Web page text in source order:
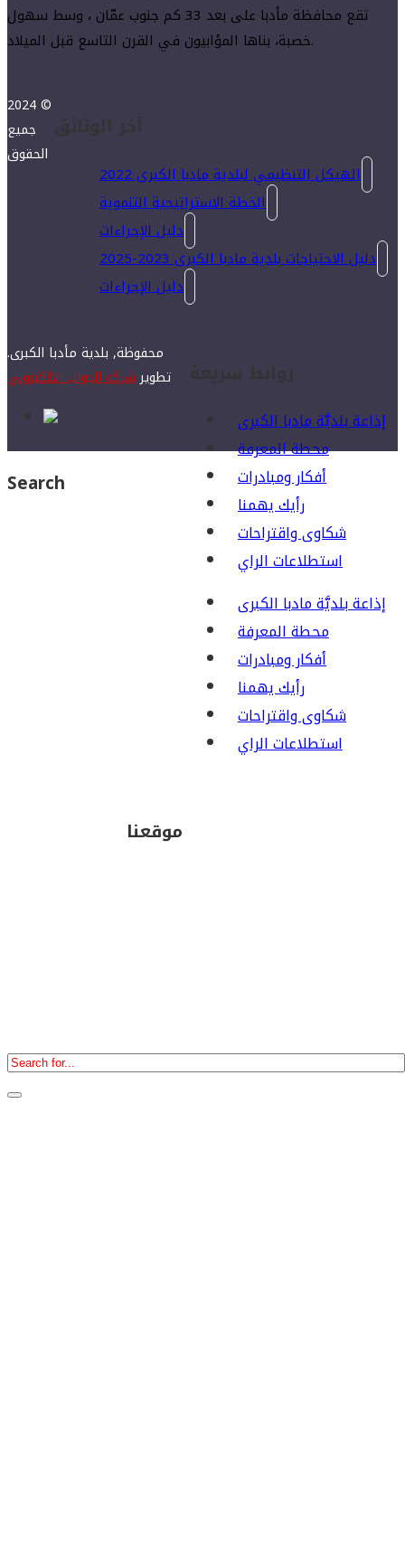
تقع محافظة مأدبا على بعد 33 كم جنوب عمّان ، وسط سهول
خصبة، بناها المؤابيون في القرن التاسع قبل الميلاد.
آخر الوثائق
الهيكل التنظيمي لبلدية مادبا الكبرى 2022
الخطة الاستراتيجية التنموية
دليل الإجراءات
دليل الاحتياجات بلدية مادبا الكبرى 2023-2025
دليل الإجراءات
روابط سريعة
إذاعة بلديَّة مادبا الكبرى
محطة المعرفة
أفكار ومبادرات
رأيك يهمنا
شكاوى واقتراحات
استطلاعات الراي
إذاعة بلديَّة مادبا الكبرى
محطة المعرفة
أفكار ومبادرات
رأيك يهمنا
شكاوى واقتراحات
استطلاعات الراي
موقعنا
2024 ©
جميع
الحقوق
محفوظة, بلدية مأدبا الكبرى.
تطويرشركة الجواب الالكتروني
Search